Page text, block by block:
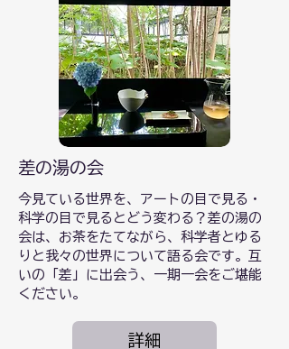
差の湯の会
今見ている世界を、アートの目で見る・
科学の目で見るとどう変わる？差の湯の
会は、お茶をたてながら、科学者とゆる
りと我々の世界について語る会です。互
いの「差」に出会う、一期一会をご堪能
ください。
詳細